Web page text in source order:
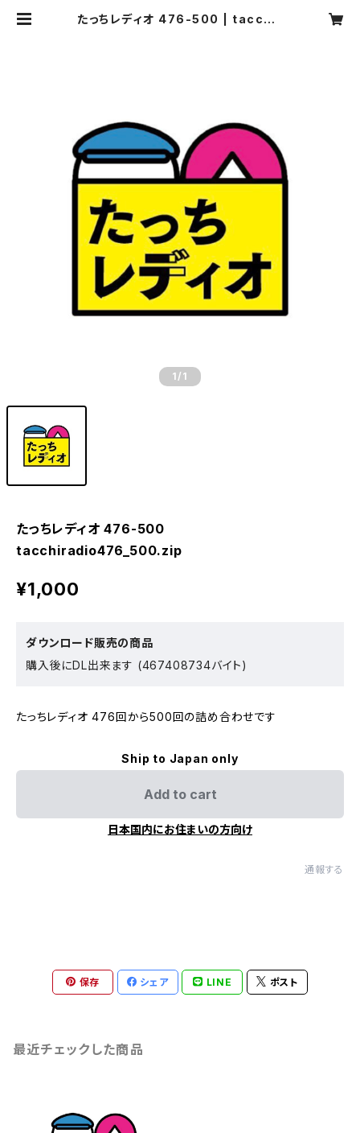
たっちレディオ 476-500 | tacchir
1 /1
たっちレディオ 476-500
tacchiradio476_500.zip
¥1,000
ダウンロード販売の商品
購入後にDL出来ます (467408734バイト)
たっちレディオ 476回から500回の詰め合わせです
Ship to Japan only
Add to cart
日本国内にお住まいの方向け
通報する
保存 シェア LINE ポスト
最近チェックした商品